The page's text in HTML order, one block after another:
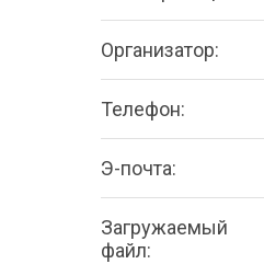
Организатор:
Телефон:
Э-почта:
Загружаемый
файл: